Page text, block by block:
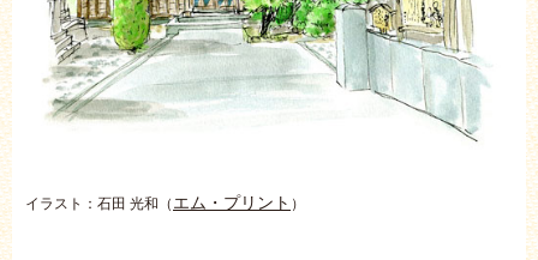
イラスト：石田 光和（ エム・プリント ）